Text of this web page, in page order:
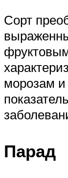
Сорт
морозам и
Парад